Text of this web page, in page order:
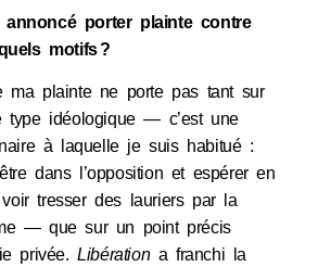
annoncé porter plainte contre
motifs ?
ma plainte ne porte pas tant sur
type idéologique — c’est une
à laquelle je suis habitué :
dans l’opposition et espérer en
tresser des lauriers par la
— que sur un point précis
privée.Libérationa franchi la